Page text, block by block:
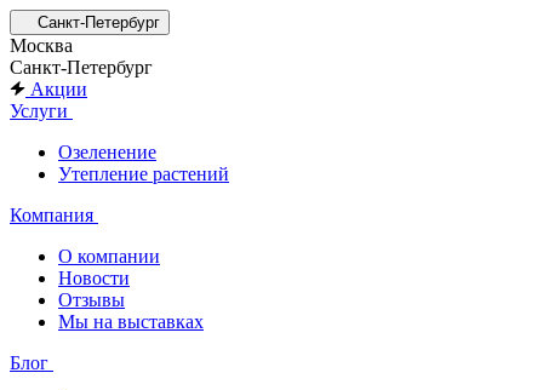
Санкт-Петербург
Москва
Санкт-Петербург
Акции
Услуги
Озеленение
Утепление растений
Компания
О компании
Новости
Отзывы
Мы на выставках
Блог